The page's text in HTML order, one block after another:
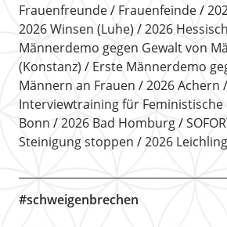
Frauenfreunde
Frauenfeinde
2026 Winsen (Luhe)
2026
Männerdemo gegen Gewalt von
(Konstanz)
Erste Männerdemo
Männern an Frauen
2026 Achern
Interviewtraining für Feministische
Bonn
2026 Bad Homburg
Steinigung stoppen
2026
#schweigenbrechen